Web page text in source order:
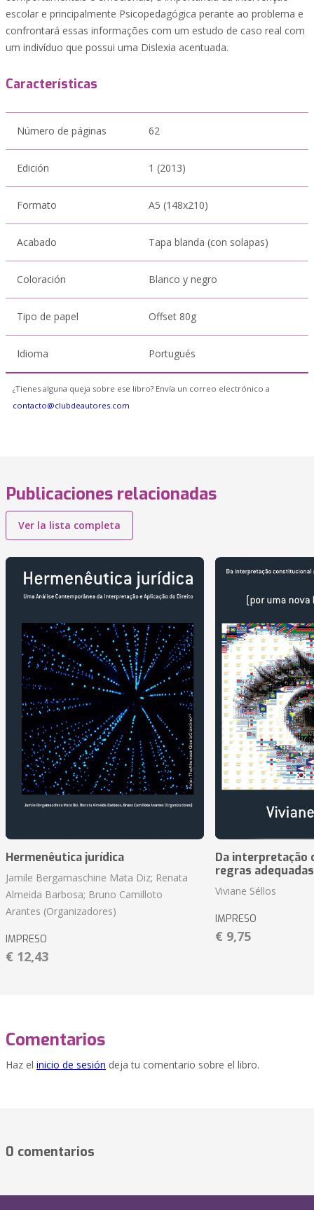
escolar e principalmente Psicopedagógica perante ao problema e
confrontará essas informações com um estudo de caso real com
um indivíduo que possui uma Dislexia acentuada.
Características
Número de páginas 62
Edición 1 (2013)
Formato A5 (148x210)
Acabado Tapa blanda (con solapas)
Coloración Blanco y negro
Tipo de papel Offset 80g
Idioma Portugués
¿Tienes alguna queja sobre ese libro? Envía un correo electrónico a
contacto@clubdeautores.com
Publicaciones relacionadas
Ver la lista completa
Hermenêutica jurídica
Jamile Bergamaschine Mata Diz; Renata
Almeida Barbosa; Bruno Camilloto
Arantes (Organizadores)
IMPRESO
€ 12,43
Da interpretação
regras
Viviane Séllos
IMPRESO
€ 9,75
Comentarios
Haz el inicio de sesión deja tu comentario sobre el libro.
0 comentarios